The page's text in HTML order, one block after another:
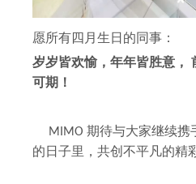
愿所有四月生日的同事：
岁岁皆欢愉，年年皆胜意，
可期！
MIMO 期待与大家继续携
的日子里，共创不平凡的精